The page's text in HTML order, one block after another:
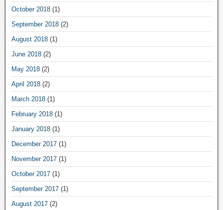
October 2018 (1)
September 2018 (2)
August 2018 (1)
June 2018 (2)
May 2018 (2)
April 2018 (2)
March 2018 (1)
February 2018 (1)
January 2018 (1)
December 2017 (1)
November 2017 (1)
October 2017 (1)
September 2017 (1)
August 2017 (2)